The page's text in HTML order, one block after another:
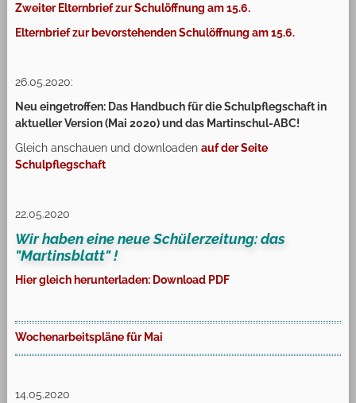
Zweiter Elternbrief zur Schulöffnung am 15.6.
Elternbrief zur bevorstehenden Schulöffnung am 15.6.
26.05.2020:
Neu eingetroffen: Das Handbuch für die Schulpflegschaft in
aktueller Version (Mai 2020) und das Martinschul-ABC!
Gleich anschauen und downloaden auf der Seite
Schulpflegschaft
22.05.2020
Wir haben eine neue Schülerzeitung: das
"Martinsblatt" !
Hier gleich herunterladen: Download PDF
Wochenarbeitspläne für Mai
14.05.2020